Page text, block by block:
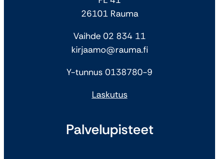
26101 Rauma
Vaihde 02 834 11
kirjaamo@rauma.fi
Y-tunnus 0138780-9
Laskutus
Palvelupisteet